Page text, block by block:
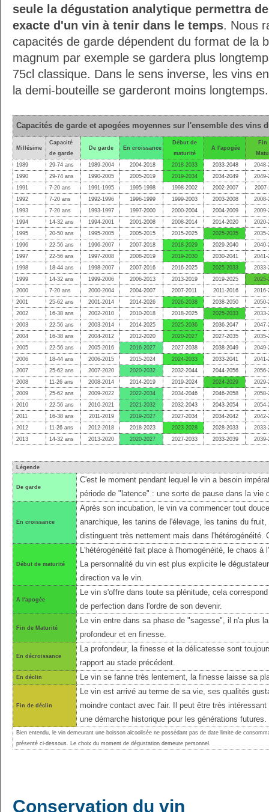
seule la dégustation analytique permettra
exacte d'un vin à tenir dans le temps. Nous
capacités de garde dépendent du format de la
magnum par exemple se gardera plus
75cl classique. Dans le sens inverse, les vins
la demi-bouteille se garderont moins longtemps.
Capacités de garde et apogées moyennes sur l'ensemble des vins
Millésime
Capacité
de garde
De garde En croissance
Début de
maturité
A l'apogée
Fin
1989
29-74 ans 1989-2004 2004-2018 2018-2033 2033-2048
2048-
1990
29-74 ans 1990-2005 2005-2019 2019-2034 2034-2049
2049-
1991
7-20 ans 1991-1995 1995-1998 1998-2002 2002-2007
2007-
1992
7-20 ans 1992-1996 1996-1999 1999-2003 2003-2008
2008-
1993
7-20 ans 1993-1997 1997-2000 2000-2004 2004-2009
2009-
1994
14-32 ans 1994-2001 2001-2008 2008-2014 2014-2020
2020-
1995
20-50 ans 1995-2005 2005-2015 2015-2025 2025-2035
2035-
1996
22-56 ans 1996-2007 2007-2018 2018-2029 2029-2040
2040-
1997
22-56 ans 1997-2008 2008-2019 2019-2030 2030-2041
2041-
1998
18-44 ans 1998-2007 2007-2016 2016-2025 2025-2033
2033-
1999
14-32 ans 1999-2006 2006-2013 2013-2019 2019-2025
2025-
2000
7-20 ans 2000-2004 2004-2007 2007-2011 2011-2016
2016-
2001
25-62 ans 2001-2014 2014-2026 2026-2038 2038-2050
2050-
2002
16-38 ans 2002-2010 2010-2018 2018-2025 2025-2033
2033-
2003
22-56 ans 2003-2014 2014-2025 2025-2036 2036-2047
2047-
2004
16-38 ans 2004-2012 2012-2020 2020-2027 2027-2035
2035-
2005
22-56 ans 2005-2016 2016-2027 2027-2038 2038-2049
2049-
2006
18-44 ans 2006-2015 2015-2024 2024-2033 2033-2041
2041-
2007
25-62 ans 2007-2020 2020-2032 2032-2044 2044-2056
2056-
2008
11-26 ans 2008-2014 2014-2019 2019-2024 2024-2029
2029-
2009
25-62 ans 2009-2022 2022-2034 2034-2046 2046-2058
2058-
2010
22-56 ans 2010-2021 2021-2032 2032-2043 2043-2054
2054-
2011
16-38 ans 2011-2019 2019-2027 2027-2034 2034-2042
2042-
2012
11-26 ans 2012-2018 2018-2023 2023-2028 2028-2033
2033-
2013
14-32 ans 2013-2020 2020-2027 2027-2033 2033-2039 2039-
Légende
De garde
C'est le moment pendant lequel le vin a besoin
période de "latence" : une sorte de pause dans la vie
En croissance
Après son incubation, le vin va commencer tout
anarchique, les tanins de l'élevage, les tanins du
distinguent très nettement mais dans l'hétérogénéité.
Début de maturité
L'hétérogénéité fait place à l'homogénéité, le chaos
La personnalité du vin est plus explicite le
direction va le vin.
A l'apogée
Le vin s'offre dans toute sa plénitude, cela
de perfection dans l'ordre de son devenir.
Fin de Maturité
Le vin entre dans sa phase de "sagesse", il n'a plus
profondeur et en finesse.
En décroissance
La profondeur, la finesse et la délicatesse sont
rapport au stade précédent.
En déclin Le vin se fanne très lentement, la finesse laisse sa
Fin de déclin
Le vin est arrivé au terme de sa vie, ses qualités
moindre contact avec l'air. Il peut être très
une démarche historique pour les générations futures.
Bien entendu, le vin demeurant une boisson alcoolisée ne possédant pas de date limite de
présenté ci-dessous. Le choix du moment de dégustation demeure personnel.
Conservation du vin